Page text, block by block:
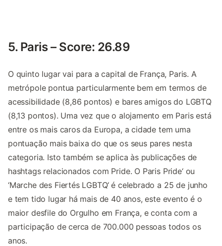
5. Paris – Score: 26.89
O quinto lugar vai para a capital de França, Paris. A
metrópole pontua particularmente bem em termos de
acessibilidade (8,86 pontos) e bares amigos do LGBTQ
(8,13 pontos). Uma vez que o alojamento em Paris está
entre os mais caros da Europa, a cidade tem uma
pontuação mais baixa do que os seus pares nesta
categoria. Isto também se aplica às publicações de
hashtags relacionados com Pride. O Paris Pride‘ ou
‘Marche des Fiertés LGBTQ‘ é celebrado a 25 de junho
e tem tido lugar há mais de 40 anos, este evento é o
maior desfile do Orgulho em França, e conta com a
participação de cerca de 700.000 pessoas todos os
anos.